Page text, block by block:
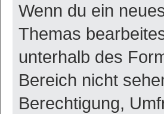
Wenn du ein
Themas
unterhalb des
Bereich nicht
Berechtigung,